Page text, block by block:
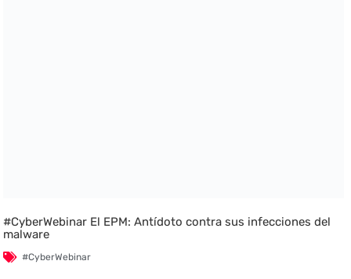
#CyberWebinar El EPM: Antídoto contra sus infecciones del
malware
#CyberWebinar